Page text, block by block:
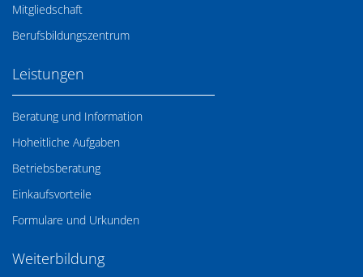
Mitgliedschaft
Berufsbildungszentrum
Leistungen
Beratung und Information
Hoheitliche Aufgaben
Betriebsberatung
Einkaufsvorteile
Formulare und Urkunden
Weiterbildung